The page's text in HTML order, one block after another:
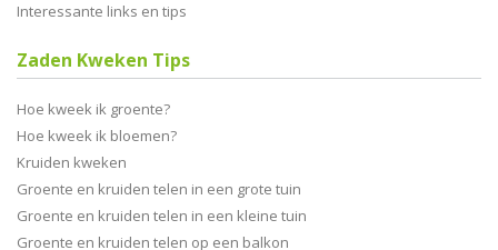
Interessante links en tips
Zaden Kweken Tips
Hoe kweek ik groente?
Hoe kweek ik bloemen?
Kruiden kweken
Groente en kruiden telen in een grote tuin
Groente en kruiden telen in een kleine tuin
Groente en kruiden telen op een balkon